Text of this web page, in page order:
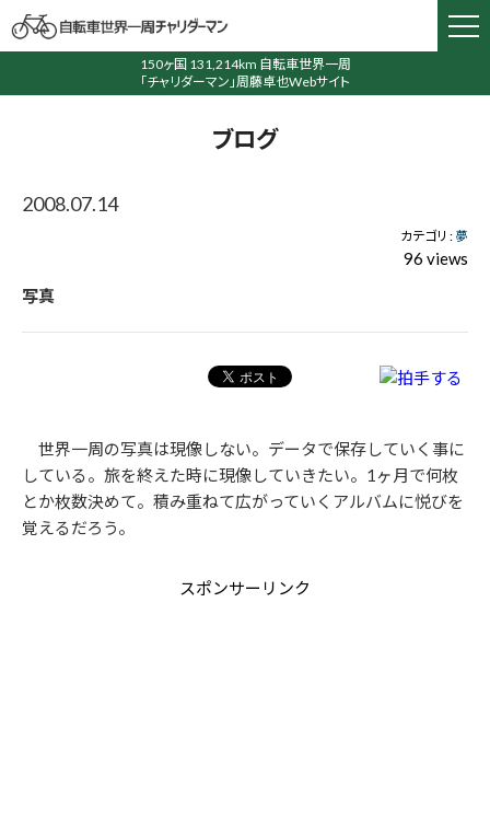
150ヶ国 131,214km 自転車世界一周
「チャリダーマン」周藤卓也Webサイト
ブログ
2008.07.14
カテゴリ : 夢
96 views
写真
世界一周の写真は現像しない。データで保存していく事に
している。旅を終えた時に現像していきたい。1ヶ月で何枚
とか枚数決めて。積み重ねて広がっていくアルバムに悦びを
覚えるだろう。
スポンサーリンク